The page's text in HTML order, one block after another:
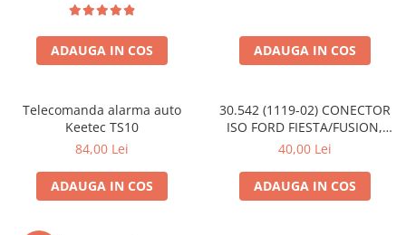
ADAUGA IN COS ADAUGA IN COS
Telecomanda alarma auto
Keetec TS10
84,00 Lei
ADAUGA IN COS
30.542 (1119-02) CONECTOR
ISO FORD FIESTA/FUSION,
2002-2005
40,00 Lei
ADAUGA IN COS